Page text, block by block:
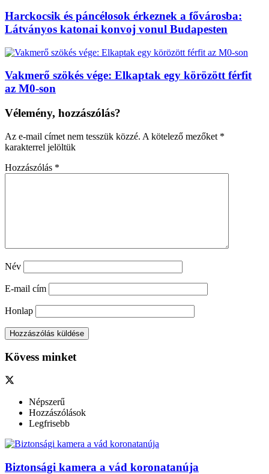
Harckocsik és páncélosok érkeznek a fővárosba:
Látványos katonai konvoj vonul Budapesten
Vakmerő szökés vége: Elkaptak egy körözött férfit
az M0-son
Vélemény, hozzászólás?
Az e-mail címet nem tesszük közzé. A kötelező mezőket *
karakterrel jelöltük
Hozzászólás *
Név
E-mail cím
Honlap
Kövess minket
Népszerű
Hozzászólások
Legfrisebb
Biztonsági kamera a vád koronatanúja